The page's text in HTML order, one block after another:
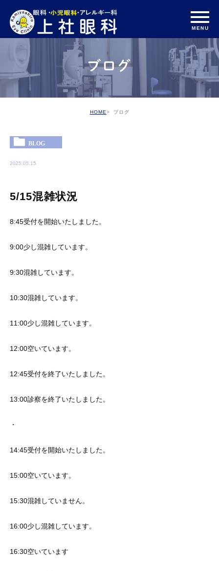
ブログ
HOME ブログ
BLOG
2025.05.15
5/15混雑状況
8:45受付を開始いたしました。
9:00少し混雑しています。
9:30混雑しています。
10:30混雑しています。
11:00少し混雑しています。
12:00空いています。
12:45受付を終了いたしました。
13:00診察を終了いたしました。
・
14:45受付を開始いたしました。
15:00空いています。
15:30混雑していません。
16:00少し混雑しています。
16:30空いています